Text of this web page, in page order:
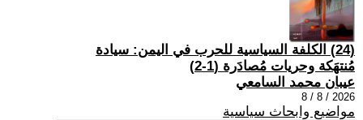
(24) الكلفة السياسية للحرب في اليمن: سيادة
مُنتهَكة وحريات مُصادَرة (1-2)
عيبان محمد السامعي
2026 / 8 / 8
مواضيع وابحاث سياسية